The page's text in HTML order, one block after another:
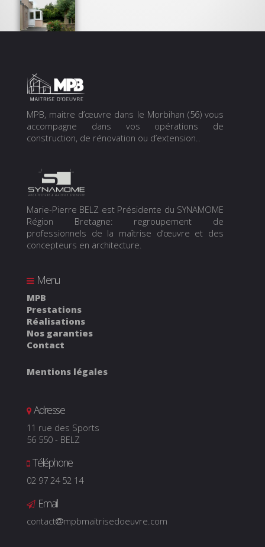
MPB, maitre d’œuvre dans le Morbihan (56) vous
accompagne dans vos opérations de
construction, de rénovation ou d’extension..
Marie-Pierre BELZ est Présidente du SYNAMOME
Région Bretagne: regroupement de
professionnels de la maîtrise d’œuvre et des
concepteurs en architecture.
Menu
MPB
Prestations
Réalisations
Nos garanties
Contact
Mentions légales
Adresse
11 rue des Sports
56 550 - BELZ
Téléphone
02 97 24 52 14
Email
contact mpbmaitrisedoeuvre.com